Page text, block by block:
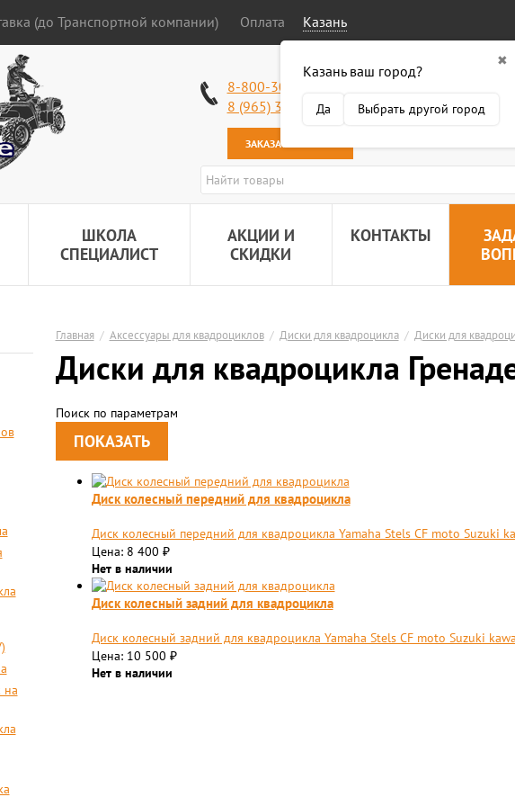
(до Транспортной компании) Оплата Казань
✖
Казань ваш город?
Да Выбрать другой город
8-800-301-50-58
8 (965) 318-34-38
ЗАКАЗАТЬ ЗВОНОК
Работаем
ШКОЛА
СПЕЦИАЛИСТ
АКЦИИ И
СКИДКИ
КОНТАКТЫ
на
Главная / Аксессуары для квадроциклов / Диски для квадроцикла / Диски для
Диски для квадроцикла
Поиск по параметрам
Диск колесный передний для квадроцикла
Диск колесный передний для квадроцикла Yamaha Stels СF moto Suzuki
Цена: 8 400 ₽
Нет в наличии
Диск колесный задний для квадроцикла
Диск колесный задний для квадроцикла Yamaha Stels СF moto Suzuki
Цена: 10 500 ₽
Нет в наличии